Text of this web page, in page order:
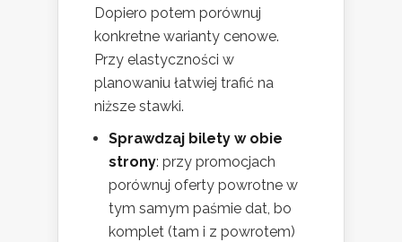
Dopiero potem porównuj
konkretne warianty cenowe.
Przy elastyczności w
planowaniu łatwiej trafić na
niższe stawki.
Sprawdzaj bilety w obie
strony: przy promocjach
porównuj oferty powrotne w
tym samym paśmie dat, bo
komplet (tam i z powrotem)